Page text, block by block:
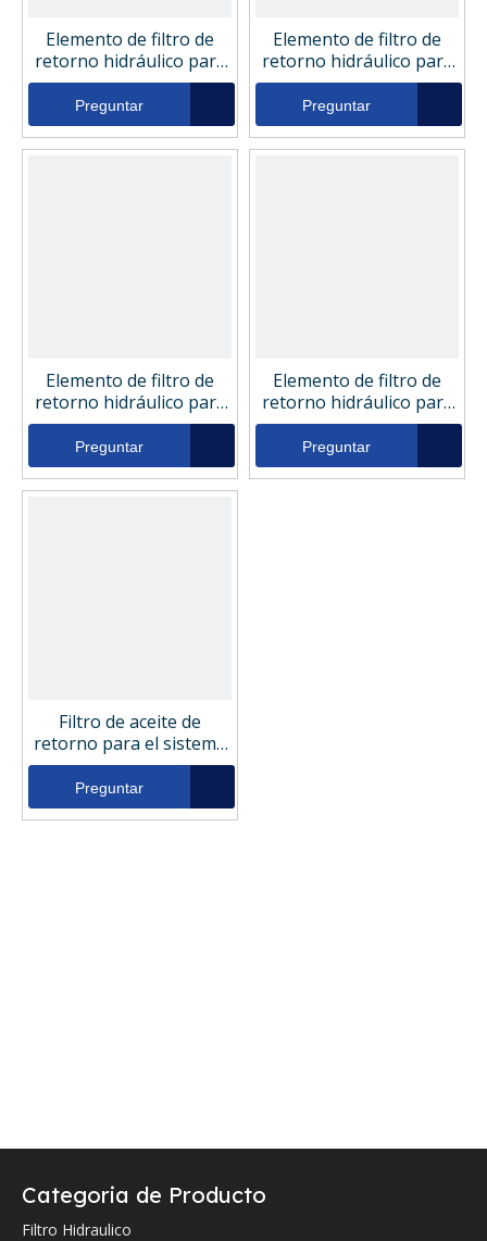
Elemento de filtro de
retorno hidráulico para
compresor de aire
Sistema hidráulico F3340
Preguntar
Elemento de filtro de
retorno hidráulico para
compresor de aire
Sistema hidráulico
F33M60 F33M60A
Preguntar
Elemento de filtro de
retorno hidráulico para
compresor de aire
Sistema hidráulico
P171559
Preguntar
Elemento de filtro de
retorno hidráulico para
compresor de aire
Sistema hidráulico
CR3256
Preguntar
Filtro de aceite de
retorno para el sistema
hidráulico del compresor
de aire 76911010
Preguntar
Categoria de Producto
Filtro Hidraulico